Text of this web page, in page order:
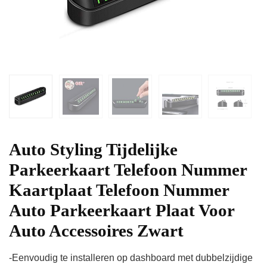
Auto Styling Tijdelijke
Parkeerkaart Telefoon Nummer
Kaartplaat Telefoon Nummer
Auto Parkeerkaart Plaat Voor
Auto Accessoires Zwart
-Eenvoudig te installeren op dashboard met dubbelzijdige